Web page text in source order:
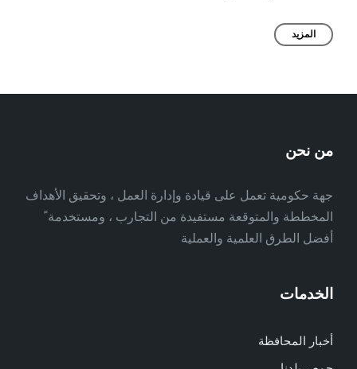
المزيد
من نحن
جهة حكومية تعمل على قيادة وإدارة العمل ، وتحقيق الأهداف
المخططة والمتوقعة مستفيدة من التجارب ، ومستخدمة ً
أفضل الطرق العلمية والعملية
الخدمات
أخبار المحافظة